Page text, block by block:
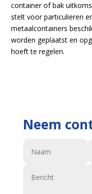
container of bak
stelt voor particulieren
metaalcontainers
worden geplaatst en
hoeft te regelen.
Neem